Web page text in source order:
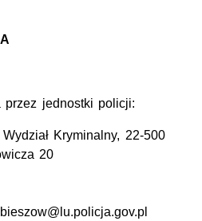
przez jednostki policji:
Kryminalny, 22-500
20